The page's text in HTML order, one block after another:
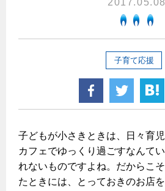
ご請求とお支払いについて
口座振替によるお支払い
クレジットカードによるお支払い
払込書による窓口でのお支払い
検針について
原料費調整制度について
ガス給湯器とエコキュートの比較
快適性
経済性
ライフスタイルの変化に対応するエ
最新ガスコンロの実力
レンジフード
レンジフード
バスルームをリフォーム
サニタリーをリフォーム
リフォーム事例紹介
3つのあんしん宣言
長野都市ガスのでんきのポイント
電気料金 長野都市ガスでんきプラン
都市ガスでんき 従量電灯Ｂ
都市ガスでんき 従量電灯Ｃ
都市ガスでんき 低圧電力
Chef Ropia's JOYFUL CUISINE
食育活動について
エコ・クッキング
法人のお客様へ
ホーム
お問合わせ・資料請求
2017.05.08
子育て応援
子どもが小さきときは、日々育
カフェでゆっくり過ごすなんて
れないものですよね。だからこ
たときには、とっておきのお店